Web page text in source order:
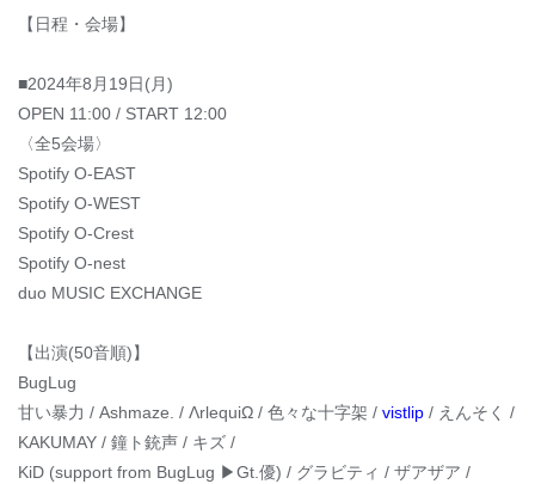
【日程・会場】
■2024年8月19日(月)
OPEN 11:00 / START 12:00
〈全5会場〉
Spotify O-EAST
Spotify O-WEST
Spotify O-Crest
Spotify O-nest
duo MUSIC EXCHANGE
【出演(50音順)】
BugLug
甘い暴力 / Ashmaze. / ΛrlequiΩ / 色々な十字架 / vistlip / えんそく /
KAKUMAY / 鐘ト銃声 / キズ /
KiD (support from BugLug ▶Gt.優) / グラビティ / ザアザア /